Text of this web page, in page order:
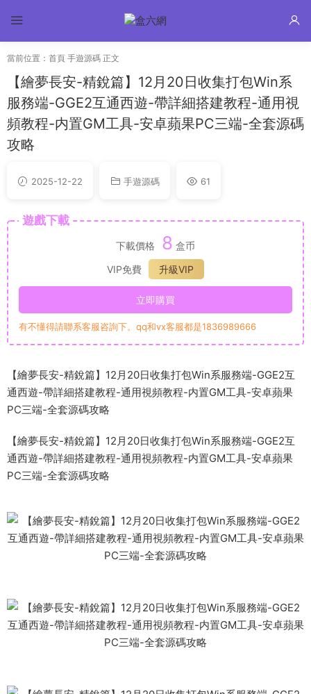
當前位置： 首頁 手遊源碼 正文
【繪夢長安-精銳篇】12月20日收集打包Win系
服務端-GGE2互通西遊-帶詳細搭建教程-通用視
頻教程-内置GM工具-安卓蘋果PC三端-全套源碼
攻略
2025-12-22 手遊源碼 61
遊戲下載
下載價格 8 盒币
VIP免費
升級VIP
立即購買
有不懂得請聯系客服咨詢下。qq和vx客服都是1836989666
【繪夢長安-精銳篇】12月20日收集打包Win系服務端-GGE2互
通西遊-帶詳細搭建教程-通用視頻教程-内置GM工具-安卓蘋果
PC三端-全套源碼攻略
【繪夢長安-精銳篇】12月20日收集打包Win系服務端-GGE2互
通西遊-帶詳細搭建教程-通用視頻教程-内置GM工具-安卓蘋果
PC三端-全套源碼攻略